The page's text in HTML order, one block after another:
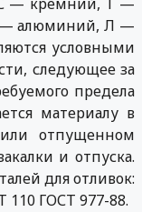
алюминий, Л —
условными
следующее за
предела
материалу в
отпущенном
и отпуска.
для отливок:
ГОСТ 977-88.